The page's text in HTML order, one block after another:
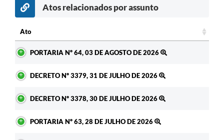
Atos relacionados por assunto
Ato
PORTARIA Nº 64, 03 DE AGOSTO DE 2026
DECRETO Nº 3379, 31 DE JULHO DE 2026
DECRETO Nº 3378, 30 DE JULHO DE 2026
PORTARIA Nº 63, 28 DE JULHO DE 2026